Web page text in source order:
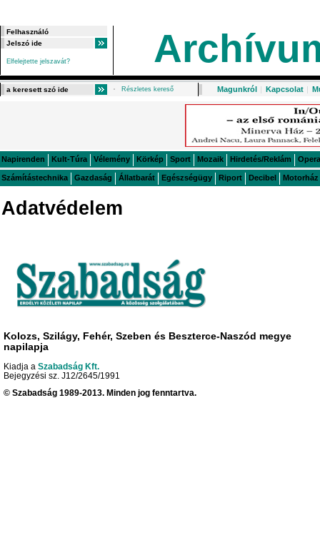
Elfelejtette jelszavát?
Részletes kereső Magunkról | Kapcsolat |
Napirenden Kult-Túra Vélemény Körkép Sport Mozaik Hirdetés/Reklám Opera
Számítástechnika Gazdaság Állatbarát Egészségügy Riport Decibel Motorház
Adatvédelem
Kolozs, Szilágy, Fehér, Szeben és Beszterce-Naszód megye
napilapja
Kiadja a Szabadság Kft.
Bejegyzési sz. J12/2645/1991
© Szabadság 1989-2013. Minden jog fenntartva.